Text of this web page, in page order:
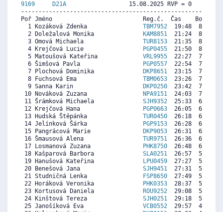
9169
D21A
15.08.2025 RVP = 0     IP
Poř Jméno                          Reg.č.  Čas    Body
  1 Kozáková Zdenka
TBM7952
19:48  8819
  2 Doležalová Monika
KAM8851
21:24  8179
  3 Omová Michaela
TUR8153
21:35  8106
  4 Krejčová Lucie
PGP0455
21:50  8006
  5 Matoušová Kateřina
VRL9955
22:27  7759
  6 Šimšová Pavla
PGP0557
22:54  7579
  7 Plochová Dominika
DKP8651
23:15  7439
  8 Fuchsová Ema
TBM0653
23:26  7366
  9 Sanna Karin
DKP0250
23:42  7260
10 Nováková Zuzana
NPA9151
24:03  7120
11 Šrámková Michaela SJH9352
25:33  6520
12 Krejčová Hana
PGP0663
26:05  6307
13 Hudská Štěpánka TUR0450
26:18  6220
14 Jelínková Šárka
PGP9153
26:28  6153
15 Pangrácová Marie
DKP9053
26:31  6133
16 Šmausová Alena TUR9751
26:36  6100
17 Losmanová Zuzana
PHK8750
26:48  6020
18 Kašparová Barbora SLA0251
26:57  5960
19 Hanušová Kateřina
LPU0459
27:27  5760
20 Benešová Jana SJH9451
27:31  5733
21 Studničná Lenka
FSP8650
27:49  5613
22 Horáková Veronika
PHK0353
28:37  5294
23 Kortusová Daniela
ROU9252
29:08  5087
24 Kinštová Tereza SJH0251
29:18  5020
25 Janošíková Eva VCB0552
29:57  4760